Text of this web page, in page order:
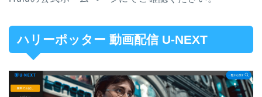
ハリーポッター 動画配信 U-NEXT